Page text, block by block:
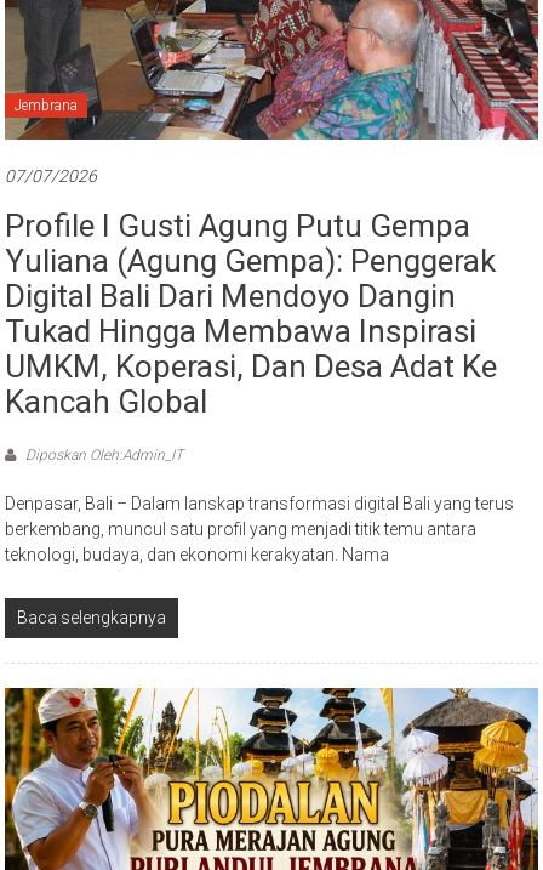
Bali
Jembrana
07/07/2026
Profile I Gusti Agung Putu Gempa
Yuliana (Agung Gempa): Penggerak
Digital Bali Dari Mendoyo Dangin
Tukad Hingga Membawa Inspirasi
UMKM, Koperasi, Dan Desa Adat Ke
Kancah Global
Diposkan Oleh:Admin_IT
Denpasar, Bali – Dalam lanskap transformasi digital Bali yang terus
berkembang, muncul satu profil yang menjadi titik temu antara
teknologi, budaya, dan ekonomi kerakyatan. Nama
Baca selengkapnya